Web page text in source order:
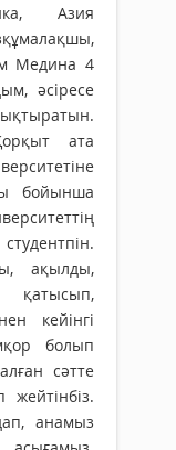
Азия
Медина 4
әсіресе
ата
бойынша
ақылды,
қатысып,
кейінгі
болып
сәтте
жейтінбіз.
анамыз